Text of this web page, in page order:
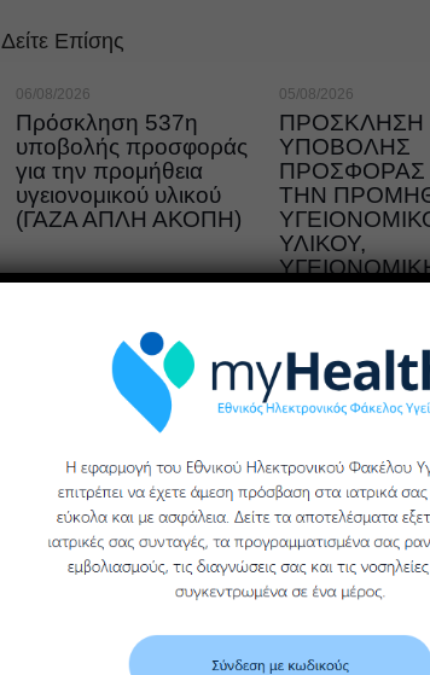
Δείτε Επίσης
06/08/2026
Πρόσκληση 537η
υποβολής προσφοράς
για την προμήθεια
υγειονομικού υλικού
(ΓΑΖΑ ΑΠΛΗ ΑΚΟΠΗ)
Περισσότερα
05/08/2026
ΠΡΟΣΚΛΗΣΗ
ΥΠΟΒΟΛΗΣ
ΠΡΟΣΦΟΡΑΣ
ΤΗΝ
ΥΛΙΚΟΥ,
ΗΜΑΘΙΑΣ